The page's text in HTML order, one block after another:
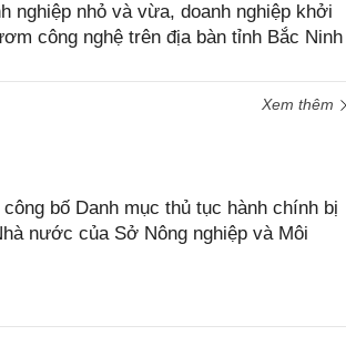
nghiệp nhỏ và vừa, doanh nghiệp khởi
công nghệ trên địa bàn tỉnh Bắc Ninh
Xem thêm
bố Danh mục thủ tục hành chính bị
nước của Sở Nông nghiệp và Môi